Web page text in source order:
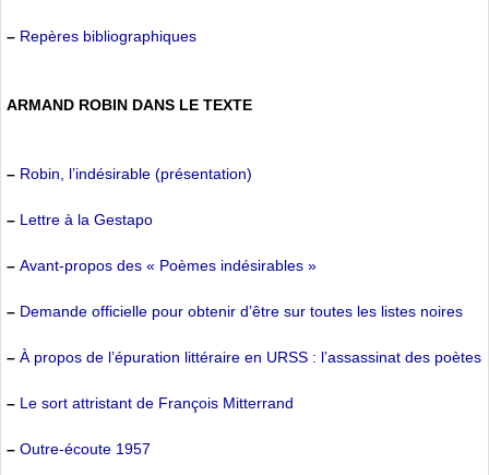
– Repères bibliographiques
ARMAND ROBIN DANS LE TEXTE
– Robin, l’indésirable (présentation)
– Lettre à la Gestapo
– Avant-propos des « Poèmes indésirables »
– Demande officielle pour obtenir d’être sur toutes les listes noires
– À propos de l’épuration littéraire en URSS : l’assassinat des poètes
– Le sort attristant de François Mitterrand
– Outre-écoute 1957